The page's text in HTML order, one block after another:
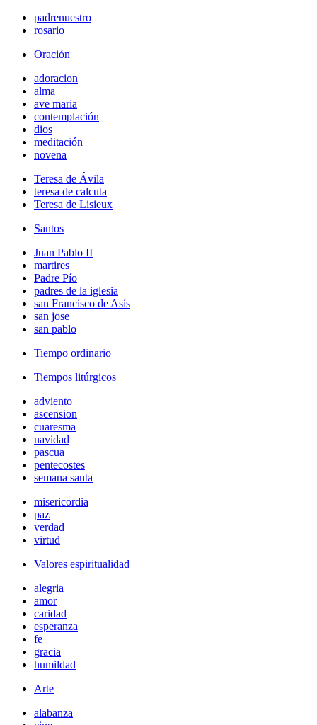
padrenuestro
rosario
Oración
adoracion
alma
ave maria
contemplación
dios
meditación
novena
Teresa de Ávila
teresa de calcuta
Teresa de Lisieux
Santos
Juan Pablo II
martires
Padre Pío
padres de la iglesia
san Francisco de Asís
san jose
san pablo
Tiempo ordinario
Tiempos litúrgicos
adviento
ascension
cuaresma
navidad
pascua
pentecostes
semana santa
misericordia
paz
verdad
virtud
Valores espiritualidad
alegria
amor
caridad
esperanza
fe
gracia
humildad
Arte
alabanza